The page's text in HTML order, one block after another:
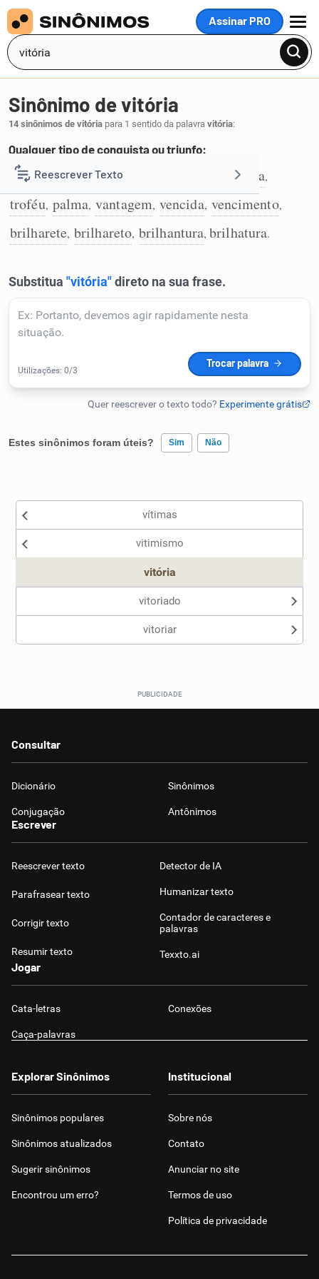
Assinar PRO
MENU
Reescrever Texto
Resumir Texto
Detector de IA
Humanizador de IA
Sinônimos
Sinônimo de vitória
14 sinônimos de vitória para 1 sentido da palavra vitória:
Qualquer tipo de conquista ou triunfo:
1 conquista,triunfo glória,
troféu, palma, vantagem, vencida, vencimento,
brilharete, brilhareto, brilhantura,brilhatura.
Estes sinônimos foram úteis? Sim Não
Nenhum dos sinônimos apresentados me ajudou
vítimas
vitimismo
vitória
vitoriado
vitoriar
Consultar
Dicionário Sinônimos
Conjugação Antônimos
Escrever
Reescrever texto
Parafrasear texto
Corrigir texto
Resumir texto
Detector de IA
Humanizar texto
Contador de caracteres e
palavras
Texxto.ai
Jogar
Cata-letras Conexões
Caça-palavras
Explorar Sinônimos
Sinônimos populares
Sinônimos atualizados
Sugerir sinônimos
Encontrou um erro?
Institucional
Sobre nós
Contato
Anunciar no site
Termos de uso
Política de privacidade